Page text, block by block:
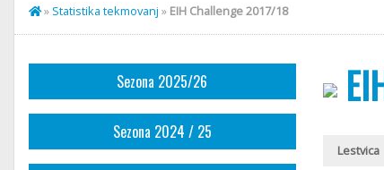
» Statistika tekmovanj » EIH Challenge 2017/18
Sezona 2025/26
Sezona 2024 / 25
Lestvica